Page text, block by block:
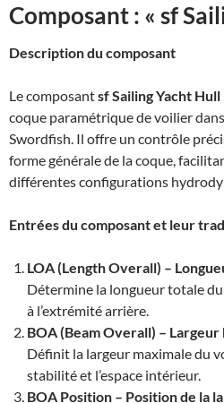
Composant : « sf
Description du composant
Le composantsf Sailing Yacht Hull
coque paramétrique de voilier
Swordfish. Il offre un contrôle
forme générale de la coque,
différentes configurations
Entrées du composant et leur
LOA (Length Overall) –
Détermine la longueur totale
à l’extrémité arrière.
BOA (Beam Overall) –
Définit la largeur maximale du
stabilité et l’espace intérieur.
BOA Position – Position de la